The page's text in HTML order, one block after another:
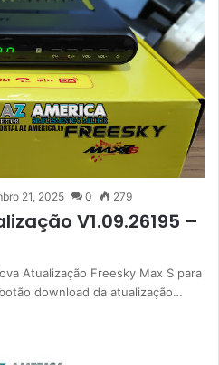
21, 2025 0 279
V1.09.26195 –
Atualização Freesky Max S para
download da atualização…